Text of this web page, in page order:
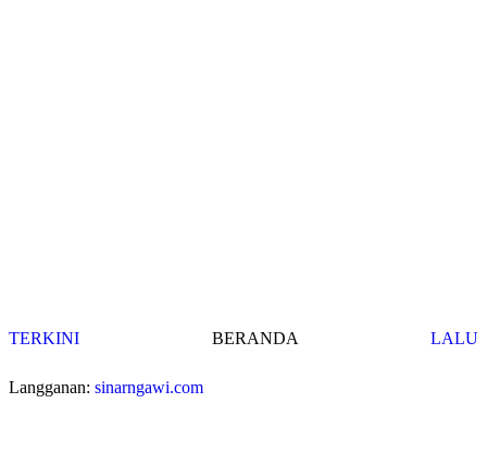
TERKINI LALU
BERANDA
Langganan: sinarngawi.com